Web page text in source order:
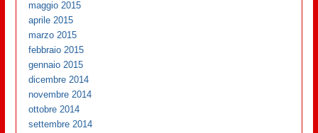
maggio 2015
aprile 2015
marzo 2015
febbraio 2015
gennaio 2015
dicembre 2014
novembre 2014
ottobre 2014
settembre 2014